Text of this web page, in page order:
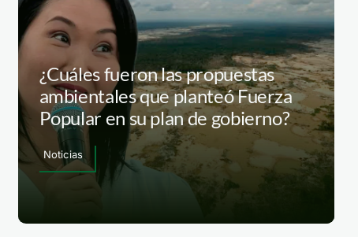
¿Cuáles fueron las propuestas
ambientales que planteó Fuerza
Popular en su plan de gobierno?
Noticias